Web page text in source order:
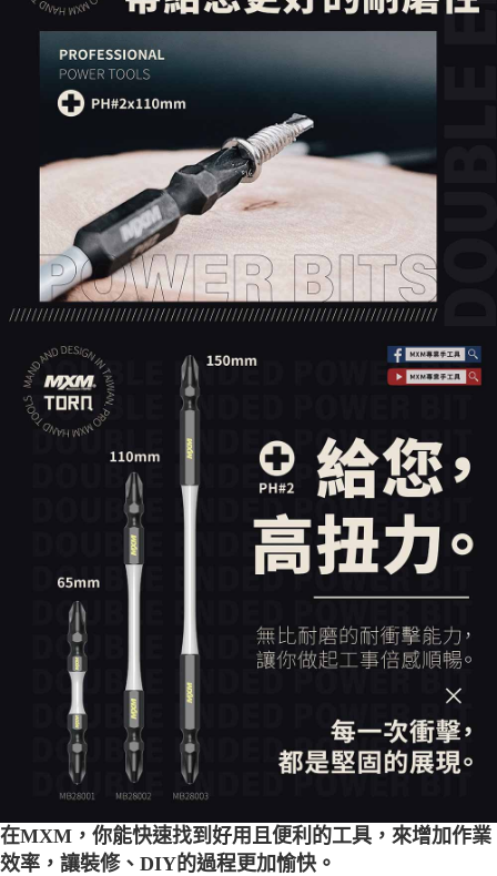
在MXM，你能快速找到好用且便利的工具，來增加作業
效率，讓裝修、DIY的過程更加愉快。